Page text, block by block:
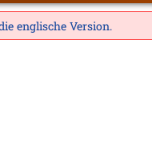
englische Version.